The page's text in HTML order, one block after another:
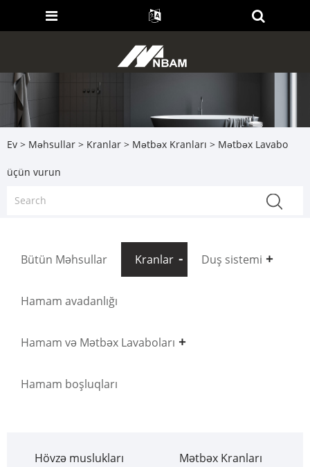
Ev > Məhsullar > Kranlar > Mətbəx Kranları > Mətbəx Lavabo
üçün vurun
Bütün Məhsullar Kranlar Duş sistemi
Hamam avadanlığı
Hamam və Mətbəx Lavaboları
Hamam boşluqları
Hövzə muslukları Mətbəx Kranları